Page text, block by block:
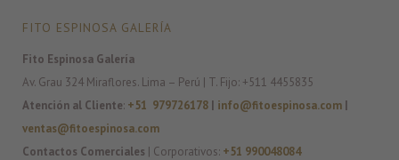
FITO ESPINOSA GALERÍA
Fito Espinosa Galería
Av. Grau 324 Miraflores. Lima – Perú | T. Fijo: +511 4455835
Atención al Cliente: +51 979726178 | info@fitoespinosa.com |
ventas@fitoespinosa.com
Contactos Comerciales | Corporativos: +51 990048084